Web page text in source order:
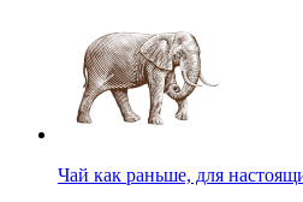
Чай как раньше, для